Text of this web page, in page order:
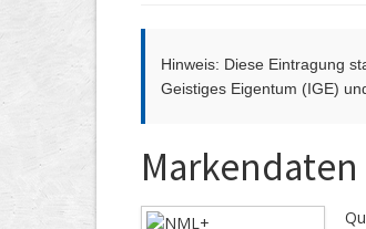
Hinweis: Diese Eintragung
Geistiges Eigentum (IGE)
Markendaten